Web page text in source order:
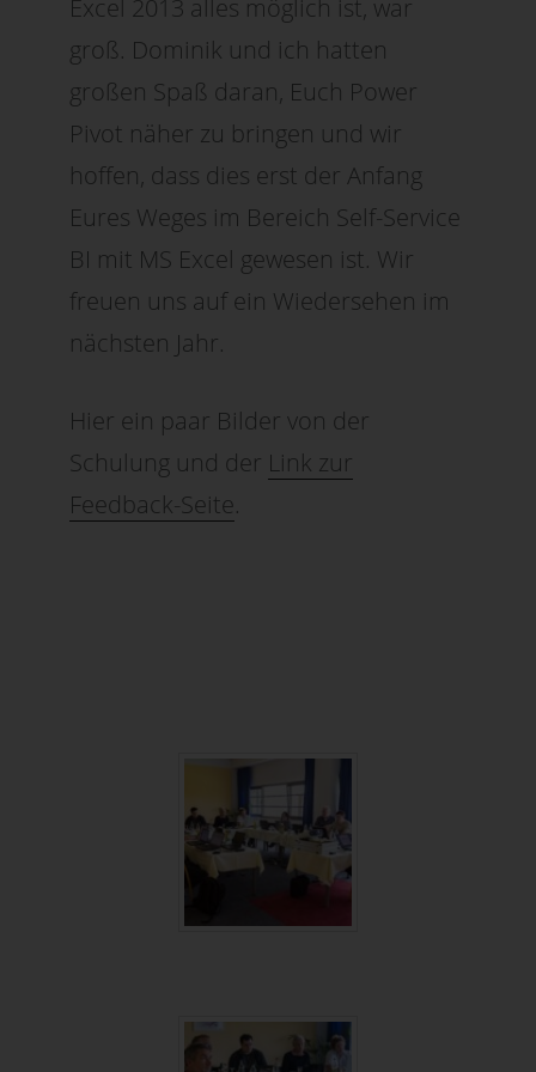
Excel 2013 alles möglich ist, war
groß. Dominik und ich hatten
großen Spaß daran, Euch Power
Pivot näher zu bringen und wir
hoffen, dass dies erst der Anfang
Eures Weges im Bereich Self-Service
BI mit MS Excel gewesen ist. Wir
freuen uns auf ein Wiedersehen im
nächsten Jahr.
Hier ein paar Bilder von der
Schulung und der Link zur
Feedback-Seite.